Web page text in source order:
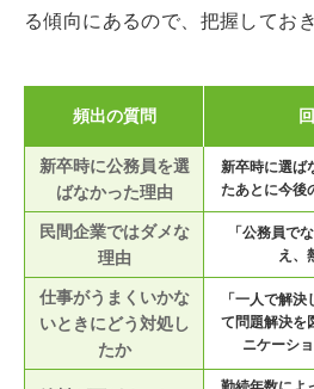
る傾向にあるので、把握してお
頻出の質問
新卒時に公務員を選
ばなかった理由
新卒時に選ば
たあとに今後
民間企業ではダメな
理由
「公務員で
え、
仕事がうまくいかな
いときにどう対処し
たか
「一人で解
て問題解決を
ニケーシ